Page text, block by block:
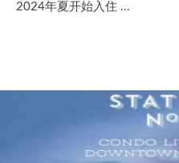
2024年夏开始入住 ...